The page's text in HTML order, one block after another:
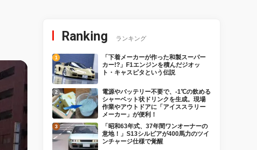
Ranking ランキング
「下着メーカーが作った和製スーパー
カー!?」F1エンジンを積んだジオッ
ト・キャスピタという伝説
電源やバッテリー不要で、-1℃の飲める
シャーベット状ドリンクを生成。現場
作業やアウトドアに「アイススラリー
メーカー」が便利！
「昭和63年式、37年間ワンオーナーの
意地！」S13シルビアが400馬力のツイ
ンチャージ仕様で覚醒